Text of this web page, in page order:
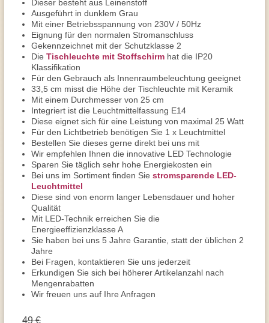
Dieser besteht aus Leinenstoff
Ausgeführt in dunklem Grau
Mit einer Betriebsspannung von 230V / 50Hz
Eignung für den normalen Stromanschluss
Gekennzeichnet mit der Schutzklasse 2
Die Tischleuchte mit Stoffschirm hat die IP20
Klassifikation
Für den Gebrauch als Innenraumbeleuchtung geeignet
33,5 cm misst die Höhe der Tischleuchte mit Keramik
Mit einem Durchmesser von 25 cm
Integriert ist die Leuchtmittelfassung E14
Diese eignet sich für eine Leistung von maximal 25 Watt
Für den Lichtbetrieb benötigen Sie 1 x Leuchtmittel
Bestellen Sie dieses gerne direkt bei uns mit
Wir empfehlen Ihnen die innovative LED Technologie
Sparen Sie täglich sehr hohe Energiekosten ein
Bei uns im Sortiment finden Sie stromsparende LED-
Leuchtmittel
Diese sind von enorm langer Lebensdauer und hoher
Qualität
Mit LED-Technik erreichen Sie die
Energieeffizienzklasse A
Sie haben bei uns 5 Jahre Garantie, statt der üblichen 2
Jahre
Bei Fragen, kontaktieren Sie uns jederzeit
Erkundigen Sie sich bei höherer Artikelanzahl nach
Mengenrabatten
Wir freuen uns auf Ihre Anfragen
49 €